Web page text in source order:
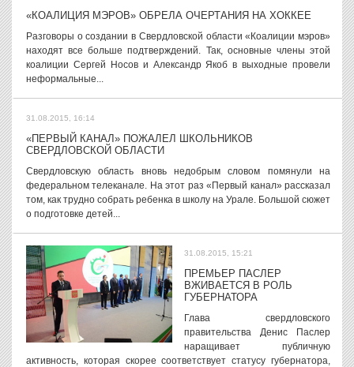
«КОАЛИЦИЯ МЭРОВ» ОБРЕЛА ОЧЕРТАНИЯ НА ХОККЕЕ
Разговоры о создании в Свердловской области «Коалиции мэров»
находят все больше подтверждений. Так, основные члены этой
коалиции Сергей Носов и Александр Якоб в выходные провели
неформальные...
31.08.2015, 16:14
«ПЕРВЫЙ КАНАЛ» ПОЖАЛЕЛ ШКОЛЬНИКОВ
СВЕРДЛОВСКОЙ ОБЛАСТИ
Свердловскую область вновь недобрым словом помянули на
федеральном телеканале. На этот раз «Первый канал» рассказал
том, как трудно собрать ребенка в школу на Урале. Большой сюжет
о подготовке детей...
31.08.2015, 15:21
ПРЕМЬЕР ПАСЛЕР
ВЖИВАЕТСЯ В РОЛЬ
ГУБЕРНАТОРА
Глава свердловского
правительства Денис Паслер
наращивает публичную
активность, которая скорее соответствует статусу губернатора,